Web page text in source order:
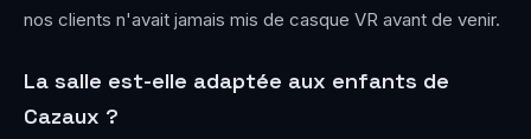
nos clients n'avait jamais mis de casque VR avant de venir.
La salle est-elle adaptée aux enfants de
Cazaux ?